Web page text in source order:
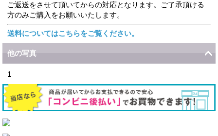
ご返送をさせて頂いてからの対応となります。ご了承頂ける
方のみご購入をお願いいたします。
送料についてはこちらをご覧ください。
他の写真
1